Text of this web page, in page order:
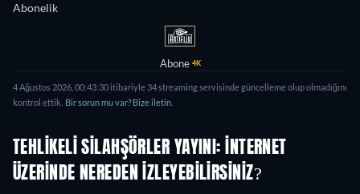
Abonelik
Abone 4K
4 Ağustos 2026 00:43:30 itibariyle 34streaming servisinde güncelleme olup olmadığını
kontrol ettik. Bir sorun mu var? Bize iletin.
TEHLIKELI SILAHŞÖRLER YAYINI: İNTERNET
ÜZERINDE NEREDEN IZLEYEBILIRSINIZ?